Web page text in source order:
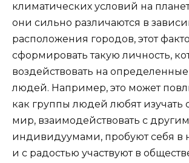
климатических условий на
они сильно различаются в
расположения городов, этот
сформировать такую личность,
воздействовать на
людей. Например, это может
как группы людей любят
мир, взаимодействовать с
индивидуумами, пробуют себя в
и с радостью участвуют в